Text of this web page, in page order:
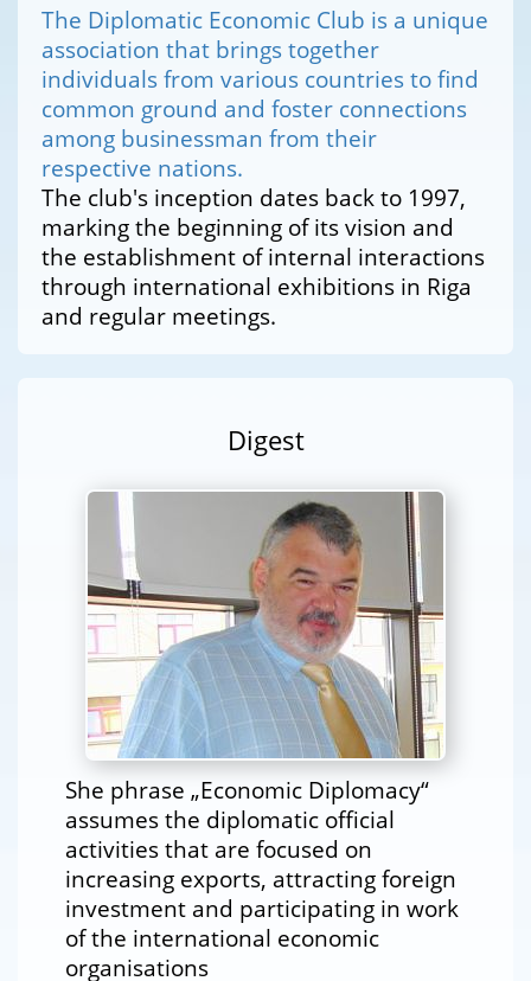
The Diplomatic Economic Club is a unique
association that brings together
individuals from various countries to find
common ground and foster connections
among businessman from their
respective nations.
The club's inception dates back to 1997,
marking the beginning of its vision and
the establishment of internal interactions
through international exhibitions in Riga
and regular meetings.
Digest
She phrase „Economic Diplomacy“
assumes the diplomatic official
activities that are focused on
increasing exports, attracting foreign
investment and participating in work
of the international economic
organisations